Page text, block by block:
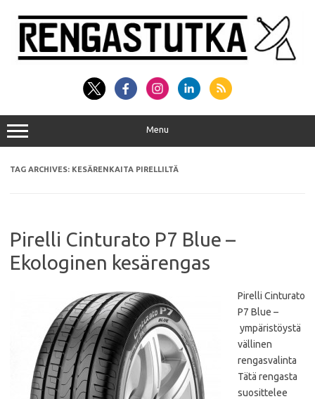
content
Menu
TAG ARCHIVES: KESÄRENKAITA PIRELLILTÄ
Pirelli Cinturato P7 Blue –
Ekologinen kesärengas
Pirelli Cinturato
P7 Blue –
ympäristöystä
vällinen
rengasvalinta
Tätä rengasta
suosittelee